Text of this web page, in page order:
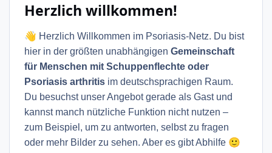
Herzlich willkommen!
👋 Herzlich Willkommen im Psoriasis-Netz. Du bist
hier in der größten unabhängigen Gemeinschaft
für Menschen mit Schuppenflechte oder
Psoriasis arthritis im deutschsprachigen Raum.
Du besuchst unser Angebot gerade als Gast und
kannst manch nützliche Funktion nicht nutzen –
zum Beispiel, um zu antworten, selbst zu fragen
oder mehr Bilder zu sehen. Aber es gibt Abhilfe 🙂